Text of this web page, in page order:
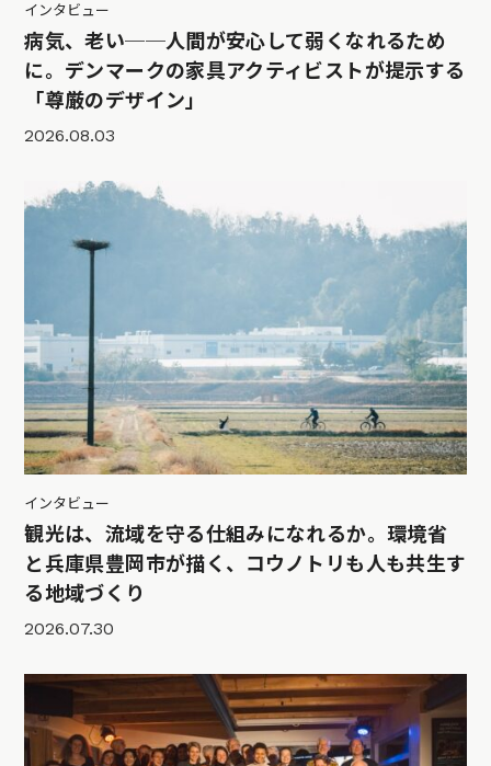
インタビュー
病気、老い──人間が安心して弱くなれるため
に。デンマークの家具アクティビストが提示する
「尊厳のデザイン」
2026.08.03
インタビュー
観光は、流域を守る仕組みになれるか。環境省
と兵庫県豊岡市が描く、コウノトリも人も共生す
る地域づくり
2026.07.30